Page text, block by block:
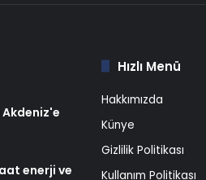
enerji ve
Hızlı Menü
Hakkımızda
Künye
Gizlilik Politikası
Kullanım Politikası